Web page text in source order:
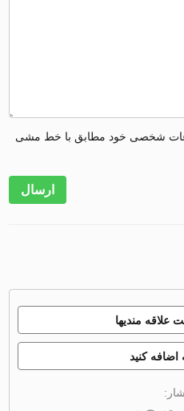
شخصی خود مطابق با خط مشی
ارسال
علاقه مندیها
اضافه کنید